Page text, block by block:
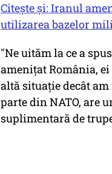
Citește și: Iranul
utilizarea bazelor
"Ne uităm la ce a
amenițat România,
altă situație decât am
parte din NATO, are
suplimentară de